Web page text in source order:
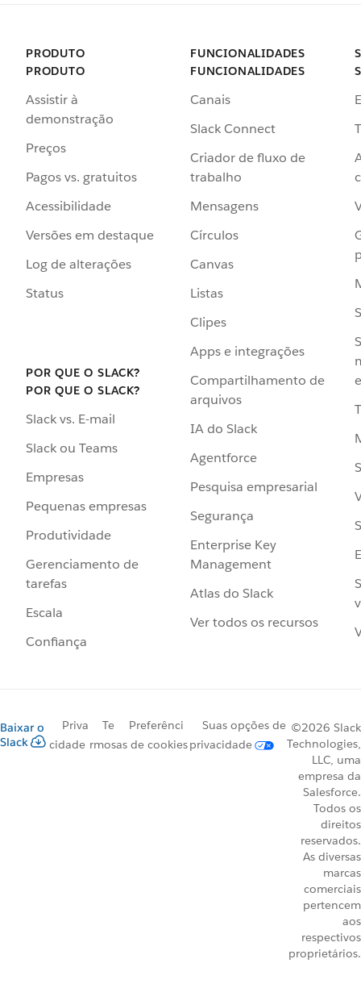
PRODUTO
PRODUTO
Assistir à
demonstração
Preços
Pagos vs. gratuitos
Acessibilidade
Versões em destaque
Log de alterações
Status
POR QUE O SLACK?
POR QUE O SLACK?
Slack vs. E-mail
Slack ou Teams
Empresas
Pequenas empresas
Produtividade
Gerenciamento de
tarefas
Escala
Confiança
FUNCIONALIDADES
FUNCIONALIDADES
Canais
Slack Connect
Criador de fluxo de
trabalho
Mensagens
Círculos
Canvas
Listas
Clipes
Apps e integrações
Compartilhamento de
arquivos
IA do Slack
Agentforce
Pesquisa empresarial
Segurança
Enterprise Key
Management
Atlas do Slack
Ver todos os recursos
Baixar o
Slack
Priva
cidade
Te
rmos
Preferênci
as de cookies
Suas opções de
privacidade
©2026 Slack
Technologies,
LLC, uma
empresa da
Salesforce.
Todos os
direitos
reservados.
As diversas
marcas
comerciais
pertencem
aos
respectivos
proprietários.